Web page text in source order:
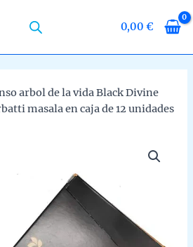
0,00€
arbol de la vida Black Divine
masala en caja de 12 unidades